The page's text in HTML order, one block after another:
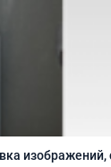
изображений,